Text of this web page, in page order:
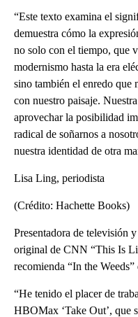
“Este texto examina el
demuestra cómo la
no solo con el tiempo, que
modernismo hasta la era
sino también el enredo que
con nuestro paisaje.
aprovechar la posibilidad
radical de soñarnos a
nuestra identidad de otra
Lisa Ling, periodista
(Crédito: Hachette Books)
Presentadora de televisión
original de CNN “This Is
recomienda “In the
“He tenido el placer de
HBOMax ‘Take Out’, que